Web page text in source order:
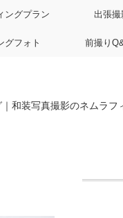
ングプラン 出張撮
グフォト 前撮り
和装写真撮影のネムラフ